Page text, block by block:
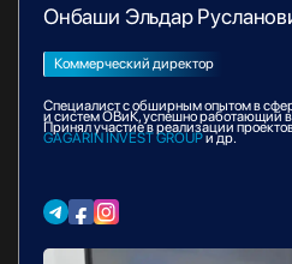
Онбаши Эльдар
Коммерческий директор
Специалист с обширным опытом в
и систем ОВиК, успешно работающий в
Принял участие в реализации
GAGARIN INVEST GROUPи др.